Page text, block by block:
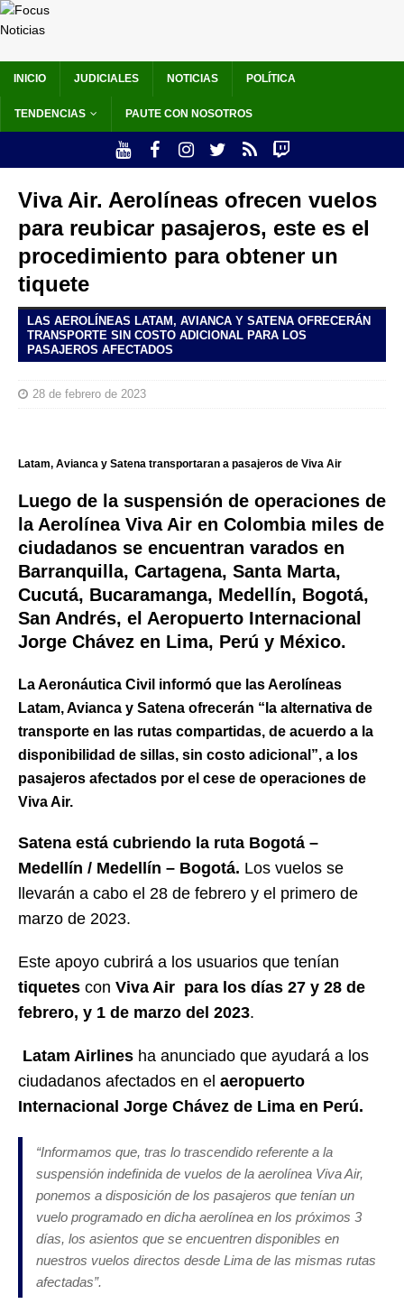
INICIO JUDICIALES NOTICIAS POLÍTICA
TENDENCIAS PAUTE CON NOSOTROS
Viva Air. Aerolíneas ofrecen vuelos
para reubicar pasajeros, este es el
procedimiento para obtener un
tiquete
LAS AEROLÍNEAS LATAM, AVIANCA Y SATENA OFRECERÁN
TRANSPORTE SIN COSTO ADICIONAL PARA LOS
PASAJEROS AFECTADOS
28 de febrero de 2023
Latam, Avianca y Satena transportaran a pasajeros de Viva Air
Luego de la suspensión de operaciones de
la Aerolínea Viva Air en Colombia miles de
ciudadanos se encuentran varados en
Barranquilla, Cartagena, Santa Marta,
Cucutá, Bucaramanga, Medellín, Bogotá,
San Andrés, el Aeropuerto Internacional
Jorge Chávez en Lima, Perú y México.
La Aeronáutica Civil informó que las Aerolíneas
Latam, Avianca y Satena ofrecerán “la alternativa de
transporte en las rutas compartidas, de acuerdo a la
disponibilidad de sillas, sin costo adicional”, a los
pasajeros afectados por el cese de operaciones de
Viva Air.
Satena está cubriendo la ruta Bogotá –
Medellín / Medellín – Bogotá. Los vuelos se
llevarán a cabo el 28 de febrero y el primero de
marzo de 2023.
Este apoyo cubrirá a los usuarios que tenían
tiquetes con Viva Air para los días 27 y 28 de
febrero, y 1 de marzo del 2023.
Latam Airlines ha anunciado que ayudará a los
ciudadanos afectados en el aeropuerto
Internacional Jorge Chávez de Lima en Perú.
“Informamos que, tras lo trascendido referente a la
suspensión indefinida de vuelos de la aerolínea Viva Air,
ponemos a disposición de los pasajeros que tenían un
vuelo programado en dicha aerolínea en los próximos 3
días, los asientos que se encuentren disponibles en
nuestros vuelos directos desde Lima de las mismas rutas
afectadas”.